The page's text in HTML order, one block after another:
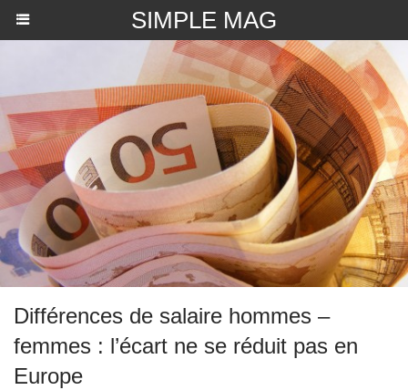
SIMPLE MAG
Différences de salaire hommes –
femmes : l’écart ne se réduit pas en
Europe